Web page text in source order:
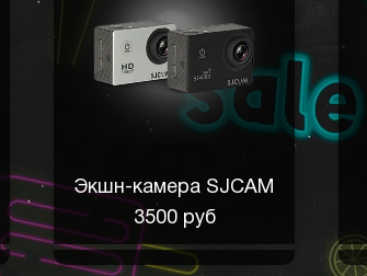
Экшн-камера SJCAM
3500 руб